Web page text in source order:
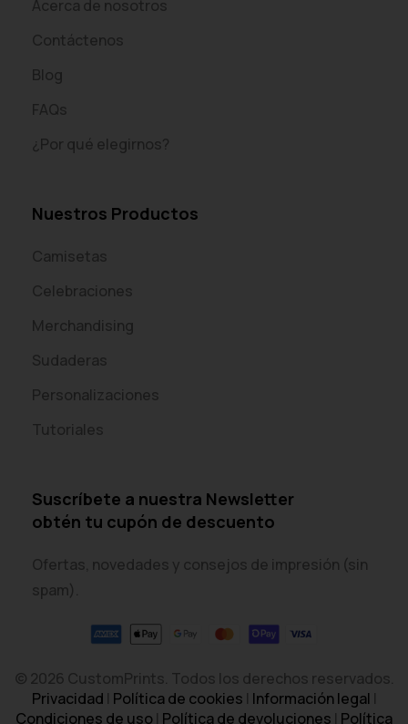
Acerca de nosotros
Contáctenos
Blog
FAQs
¿Por qué elegirnos?
Nuestros Productos
Camisetas
Celebraciones
Merchandising
Sudaderas
Personalizaciones
Tutoriales
Suscríbete a nuestra Newsletter
obtén tu cupón de descuento
Ofertas, novedades y consejos de impresión (sin
spam).
© 2026 CustomPrints. Todos los derechos reservados.
Privacidad | Política de cookies | Información legal |
Condiciones de uso| Política de devoluciones | Política